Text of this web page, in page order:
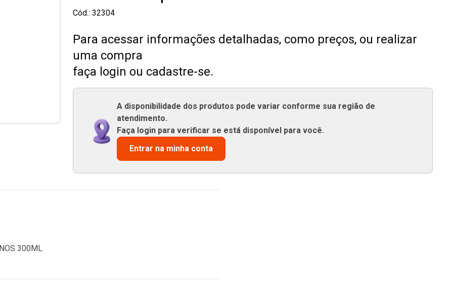
Cód.: 32304
Para acessar informações detalhadas, como preços, ou realizar
uma compra
faça login ou cadastre-se.
A disponibilidade dos produtos pode variar conforme sua região de
atendimento.
Faça login para verificar se está disponível para você.
Entrar na minha conta
300ML